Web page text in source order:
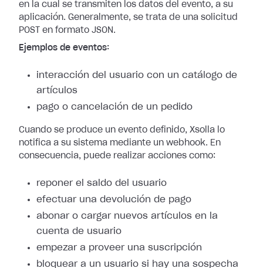
en la cual
se transmiten los datos del evento, a su
aplicación. Generalmente, se trata de una solicitud
POST en formato JSON.
Ejemplos de eventos:
interacción del usuario con un catálogo de
artículos
pago o cancelación de un pedido
Cuando se produce un evento definido, Xsolla lo
notifica a su sistema mediante un webhook. En
consecuencia, puede realizar acciones como:
reponer el saldo del usuario
efectuar una devolución de pago
abonar o cargar nuevos artículos en la
cuenta de usuario
empezar a proveer una suscripción
bloquear a un usuario si hay una sospecha